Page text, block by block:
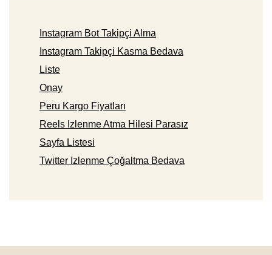
Instagram Bot Takipçi Alma
Instagram Takipçi Kasma Bedava
Liste
Onay
Peru Kargo Fiyatları
Reels Izlenme Atma Hilesi Parasız
Sayfa Listesi
Twitter Izlenme Çoğaltma Bedava